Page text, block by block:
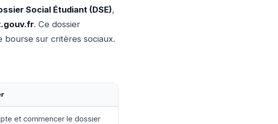
Social Étudiant (DSE),
. Ce dossier
bourse sur critères sociaux.
et commencer le dossier